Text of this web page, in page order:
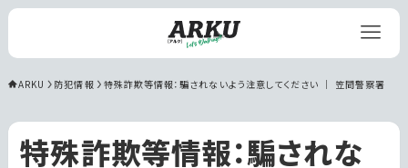
ARKU 防犯情報 特殊詐欺等情報：騙されないよう注意してください ｜ 笠間警察署
特殊詐欺等情報：騙されな